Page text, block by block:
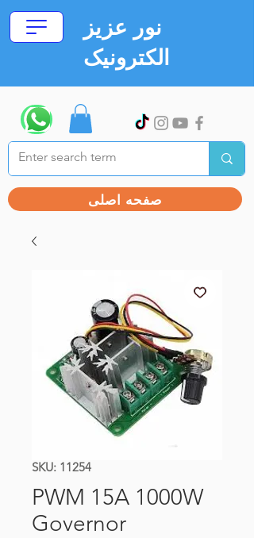
نور عزیز
الکترونیک
صفحه اصلی
SKU: 11254
PWM 15A 1000W
Governor